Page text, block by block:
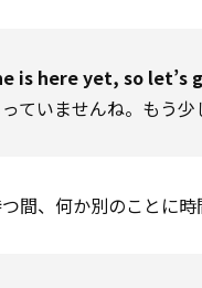
is here yet, so
ていませんね。もう少
間、何か別のことに